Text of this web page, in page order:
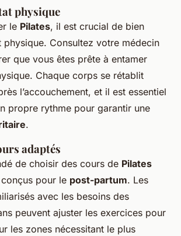
physique
le Pilates, il est crucial de bien
physique. Consultez votre médecin
que vous êtes prête à entamer
Chaque corps se rétablit
l’accouchement, et il est essentiel
propre rythme pour garantir une
.
adaptés
de choisir des cours de Pilates
pour le post-partum. Les
avec les besoins des
peuvent ajuster les exercices pour
les zones nécessitant le plus